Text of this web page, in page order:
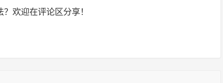
欢迎在评论区分享！